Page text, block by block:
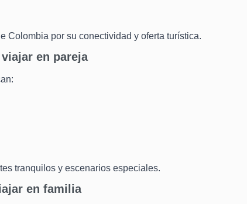
Colombia por su conectividad y oferta turística.
en pareja
tranquilos y escenarios especiales.
en familia